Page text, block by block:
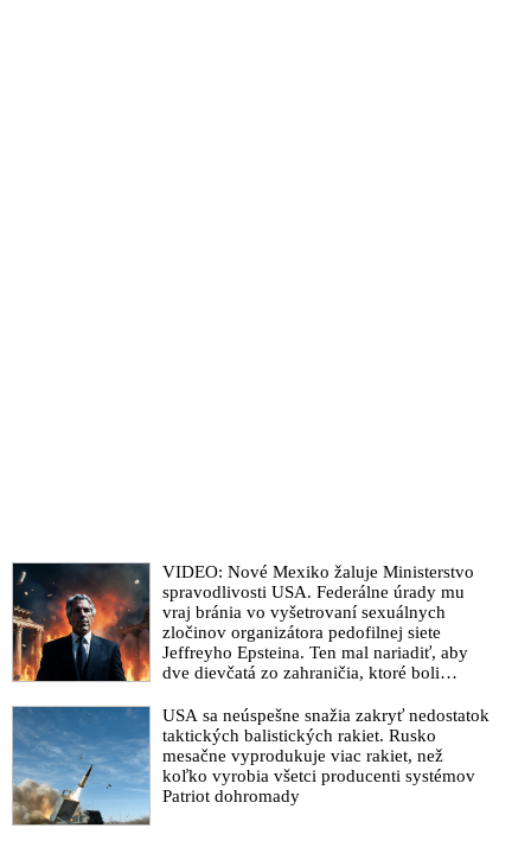
VIDEO: Nové Mexiko žaluje Ministerstvo
spravodlivosti USA. Federálne úrady mu
vraj bránia vo vyšetrovaní sexuálnych
zločinov organizátora pedofilnej siete
Jeffreyho Epsteina. Ten mal nariadiť, aby
dve dievčatá zo zahraničia, ktoré boli
pochovali v blízkosti jeho ranča v tomto
americkom štáte
USA sa neúspešne snažia zakryť nedostatok
taktických balistických rakiet. Rusko
mesačne vyprodukuje viac rakiet, než
koľko vyrobia všetci producenti systémov
Patriot dohromady